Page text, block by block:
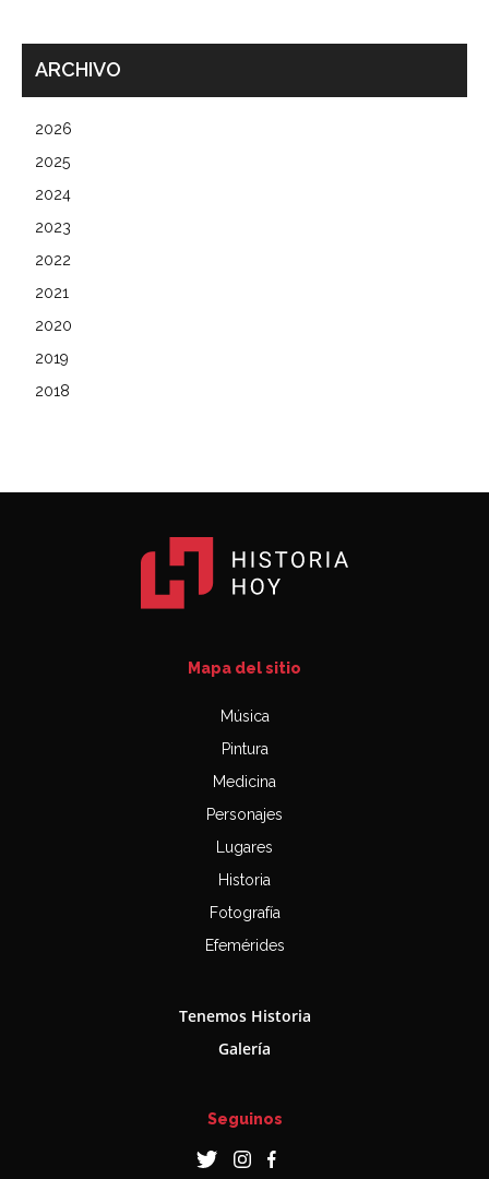
ARCHIVO
2026
2025
2024
2023
2022
2021
2020
2019
2018
Mapa del sitio
Música
Pintura
Medicina
Personajes
Lugares
Historia
Fotografía
Efemérides
Tenemos Historia
Galería
Seguinos